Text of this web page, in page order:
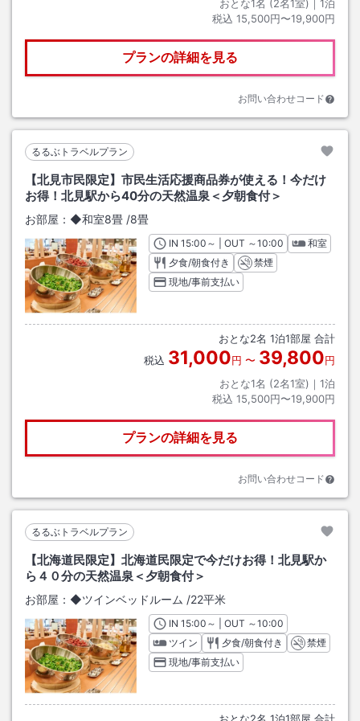
おとな1名 (2名1室)｜ 1泊
税込 15,500円〜19,900円
プランの詳細を見る
お問い合わせコード
るるぶトラベルプラン
【北見市民限定】市民生活応援商品券が使える！今だけ
お得！北見駅から40分の天然温泉＜夕朝食付＞
お部屋： ◆和室8畳 /8畳
INチェックイン
15:00 ～ | OUT チェックアウト
～10:00
和室
夕食/朝食付き
禁煙
現地/事前支払い
おとな2名 1泊1部屋 合計
税込 31,000円 〜 39,800円
おとな1名 (2名1室)｜ 1泊
税込 15,500円〜19,900円
プランの詳細を見る
お問い合わせコード
るるぶトラベルプラン
【北海道民限定】北海道民限定で今だけお得！北見駅か
ら４０分の天然温泉＜夕朝食付＞
お部屋： ◆ツインベッドルーム /22平米
INチェックイン
15:00 ～ | OUT チェックアウト
～10:00
ツイン
夕食/朝食付き
禁煙
現地/事前支払い